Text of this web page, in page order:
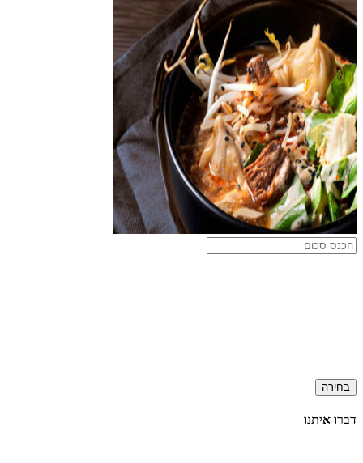
בחירה
דברו איתנו